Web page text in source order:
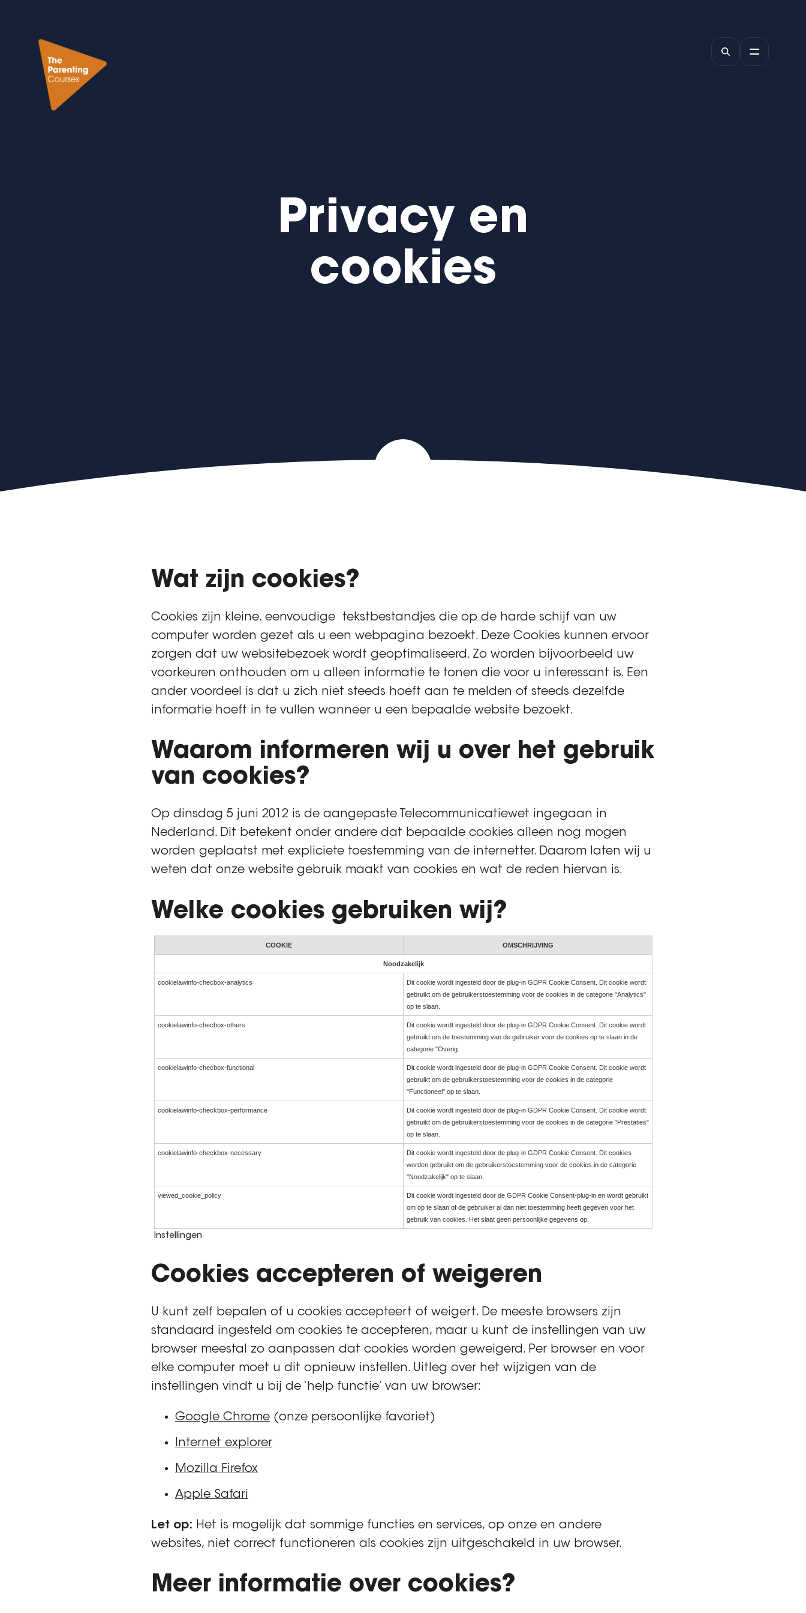
Privacy en
cookies
Wat zijn cookies?
Cookies zijn kleine, eenvoudige tekstbestandjes die op de harde schijf van uw
computer worden gezet als u een webpagina bezoekt. Deze Cookies kunnen ervoor
zorgen dat uw websitebezoek wordt geoptimaliseerd. Zo worden bijvoorbeeld uw
voorkeuren onthouden om u alleen informatie te tonen die voor u interessant is. Een
ander voordeel is dat u zich niet steeds hoeft aan te melden of steeds dezelfde
informatie hoeft in te vullen wanneer u een bepaalde website bezoekt.
Waarom informeren wij u over het gebruik
van cookies?
Op dinsdag 5 juni 2012 is de aangepaste Telecommunicatiewet ingegaan in
Nederland. Dit betekent onder andere dat bepaalde cookies alleen nog mogen
worden geplaatst met expliciete toestemming van de internetter. Daarom laten wij u
weten dat onze website gebruik maakt van cookies en wat de reden hiervan is.
Welke cookies gebruiken wij?
COOKIE OMSCHRIJVING
Noodzakelijk
cookielawinfo-checbox-analytics
Dit cookie wordt ingesteld door de plug-in GDPR Cookie Consent. Dit cookie wordt
gebruikt om de gebruikerstoestemming voor de cookies in de categorie "Analytics"
op te slaan.
cookielawinfo-checbox-others
Dit cookie wordt ingesteld door de plug-in GDPR Cookie Consent. Dit cookie wordt
gebruikt om de toestemming van de gebruiker voor de cookies op te slaan in de
categorie "Overig.
cookielawinfo-checbox-functional
Dit cookie wordt ingesteld door de plug-in GDPR Cookie Consent. Dit cookie wordt
gebruikt om de gebruikerstoestemming voor de cookies in de categorie
"Functioneel" op te slaan.
cookielawinfo-checkbox-performance
Dit cookie wordt ingesteld door de plug-in GDPR Cookie Consent. Dit cookie wordt
gebruikt om de gebruikerstoestemming voor de cookies in de categorie "Prestaties"
op te slaan.
cookielawinfo-checkbox-necessary
Dit cookie wordt ingesteld door de plug-in GDPR Cookie Consent. Dit cookies
worden gebruikt om de gebruikerstoestemming voor de cookies in de categorie
"Noodzakelijk" op te slaan.
viewed_cookie_policy
Dit cookie wordt ingesteld door de GDPR Cookie Consent-plug-in en wordt gebruikt
om op te slaan of de gebruiker al dan niet toestemming heeft gegeven voor het
gebruik van cookies. Het slaat geen persoonlijke gegevens op.
Instellingen
Cookies accepteren of weigeren
U kunt zelf bepalen of u cookies accepteert of weigert. De meeste browsers zijn
standaard ingesteld om cookies te accepteren, maar u kunt de instellingen van uw
browser meestal zo aanpassen dat cookies worden geweigerd. Per browser en voor
elke computer moet u dit opnieuw instellen. Uitleg over het wijzigen van de
instellingen vindt u bij de ‘help functie’ van uw browser:
Google Chrome (onze persoonlijke favoriet)
Internet explorer
Mozilla Firefox
Apple Safari
Let op: Het is mogelijk dat sommige functies en services, op onze en andere
websites, niet correct functioneren als cookies zijn uitgeschakeld in uw browser.
Meer informatie over cookies?